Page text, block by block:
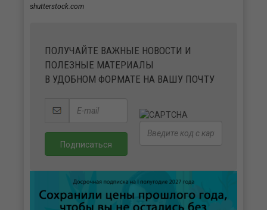
shutterstock.com
ПОЛУЧАЙТЕ ВАЖНЫЕ НОВОСТИ И
ПОЛЕЗНЫЕ МАТЕРИАЛЫ
В УДОБНОМ ФОРМАТЕ НА ВАШУ ПОЧТУ